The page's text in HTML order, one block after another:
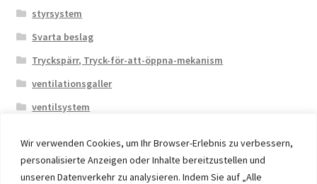
Wir verwenden Cookies, um Ihr Browser-Erlebnis zu verbessern,
personalisierte Anzeigen oder Inhalte bereitzustellen und
unseren Datenverkehr zu analysieren. Indem Sie auf „Alle
styrsystem
Svarta beslag
Tryckspärr, Tryck-för-att-öppna-mekanism
ventilationsgaller
ventilsystem